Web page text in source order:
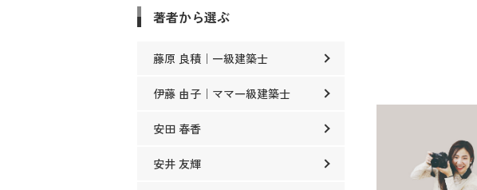
著者から選ぶ
藤原 良積｜一級建築士
伊藤 由子｜ママ一級建築士
安田 春香
安井 友輝